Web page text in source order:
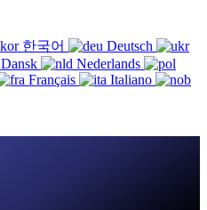
한국어
Deutsch
Dansk
Nederlands
Français
Italiano